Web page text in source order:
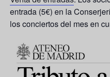
entrada (5€) en la
los conciertos del mes en